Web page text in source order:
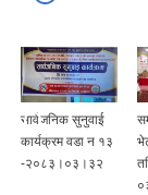
सार्वजनिक सुनुवाई
कार्यक्रम वडा न‌‍‌ १३
-२०८३।०३।३२